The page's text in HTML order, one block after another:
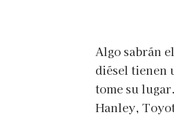
Algo sabrán
diésel tienen
tome su
Hanley,